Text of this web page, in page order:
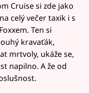
Cruise si zde jako
celý večer taxik i s
Ten si
kravaťák,
mrtvoly, ukáže se,
napilno. A že od